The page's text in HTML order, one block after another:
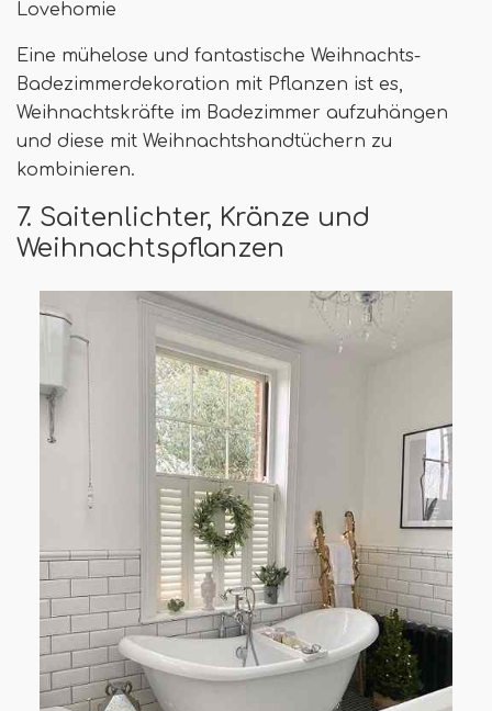
Lovehomie
Eine mühelose und fantastische Weihnachts-
Badezimmerdekoration mit Pflanzen ist es,
Weihnachtskräfte im Badezimmer aufzuhängen
und diese mit Weihnachtshandtüchern zu
kombinieren.
7. Saitenlichter, Kränze und
Weihnachtspflanzen